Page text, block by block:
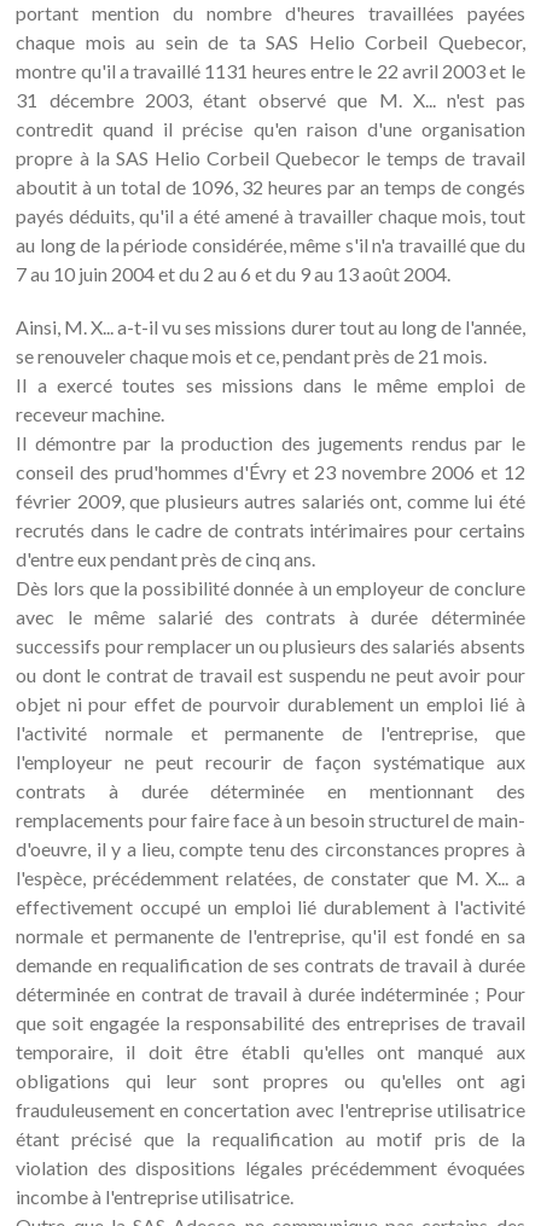
portant mention du nombre d'heures travaillées payées
chaque mois au sein de ta SAS Helio Corbeil Quebecor,
montre qu'il a travaillé 1131 heures entre le 22 avril 2003 et le
31 décembre 2003, étant observé que M. X... n'est pas
contredit quand il précise qu'en raison d'une organisation
propre à la SAS Helio Corbeil Quebecor le temps de travail
aboutit à un total de 1096, 32 heures par an temps de congés
payés déduits, qu'il a été amené à travailler chaque mois, tout
au long de la période considérée, même s'il n'a travaillé que du
7 au 10 juin 2004 et du 2 au 6 et du 9 au 13 août 2004.
Ainsi, M. X... a-t-il vu ses missions durer tout au long de l'année,
se renouveler chaque mois et ce, pendant près de 21 mois.
Il a exercé toutes ses missions dans le même emploi de
receveur machine.
Il démontre par la production des jugements rendus par le
conseil des prud'hommes d'Évry et 23 novembre 2006 et 12
février 2009, que plusieurs autres salariés ont, comme lui été
recrutés dans le cadre de contrats intérimaires pour certains
d'entre eux pendant près de cinq ans.
Dès lors que la possibilité donnée à un employeur de conclure
avec le même salarié des contrats à durée déterminée
successifs pour remplacer un ou plusieurs des salariés absents
ou dont le contrat de travail est suspendu ne peut avoir pour
objet ni pour effet de pourvoir durablement un emploi lié à
l'activité normale et permanente de l'entreprise, que
l'employeur ne peut recourir de façon systématique aux
contrats à durée déterminée en mentionnant des
remplacements pour faire face à un besoin structurel de main-
d'oeuvre, il y a lieu, compte tenu des circonstances propres à
l'espèce, précédemment relatées, de constater que M. X... a
effectivement occupé un emploi lié durablement à l'activité
normale et permanente de l'entreprise, qu'il est fondé en sa
demande en requalification de ses contrats de travail à durée
déterminée en contrat de travail à durée indéterminée ; Pour
que soit engagée la responsabilité des entreprises de travail
temporaire, il doit être établi qu'elles ont manqué aux
obligations qui leur sont propres ou qu'elles ont agi
frauduleusement en concertation avec l'entreprise utilisatrice
étant précisé que la requalification au motif pris de la
violation des dispositions légales précédemment évoquées
incombe à l'entreprise utilisatrice.